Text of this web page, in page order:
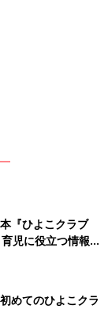
『ひよこクラブ
児に役立つ情報が
めてのひよこクラ